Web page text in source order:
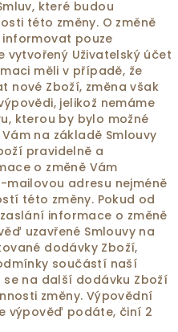
které budou
této změny. O změně
pouze
vytvořený Uživatelský účet
měli v případě, že
nové Zboží, změna však
jelikož nemáme
kterou by bylo možné
na základě Smlouvy
pravidelně a
o změně Vám
mailovou adresu nejméně
této změny. Pokud od
informace o změně
uzavřené Smlouvy na
dodávky Zboží,
součástí naší
na další dodávku Zboží
změny. Výpovědní
výpověď podáte, činí 2